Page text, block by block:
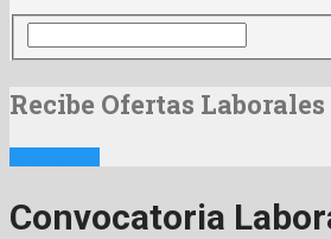
Recibe Ofertas
Convocatoria